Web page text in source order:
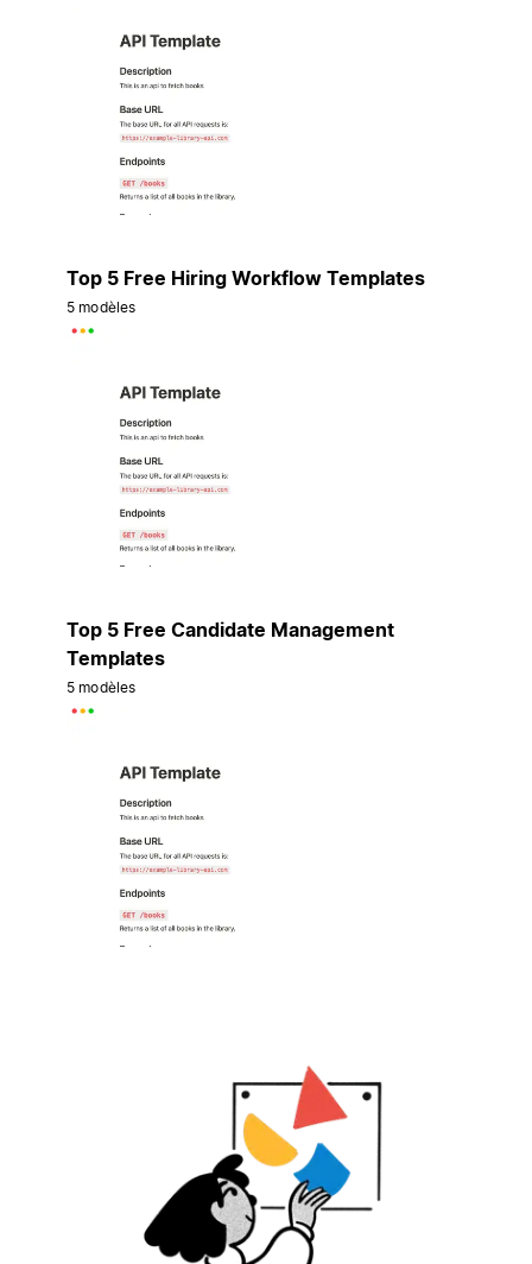
Top 5 Free Hiring Workflow Templates
5 modèles
Top 5 Free Candidate Management
Templates
5 modèles